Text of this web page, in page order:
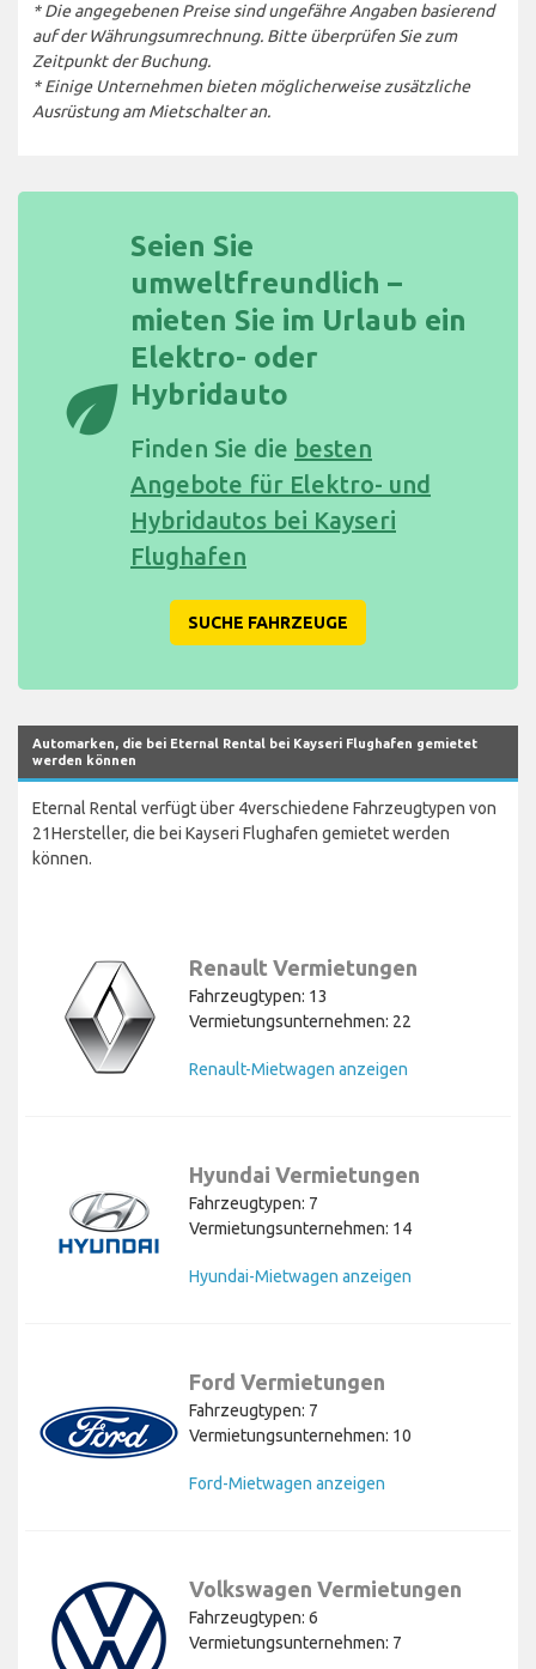
* Die angegebenen Preise sind ungefähre Angaben basierend
auf der Währungsumrechnung. Bitte überprüfen Sie zum
Zeitpunkt der Buchung.
* Einige Unternehmen bieten möglicherweise zusätzliche
Ausrüstung am Mietschalter an.
eco
Seien Sie
umweltfreundlich –
mieten Sie im Urlaub ein
Elektro- oder
Hybridauto
Finden Sie die besten
Angebote für Elektro- und
Hybridautos bei Kayseri
Flughafen
SUCHE FAHRZEUGE
Automarken, die bei Eternal Rental bei Kayseri Flughafen gemietet
werden können
Eternal Rental verfügt über 4verschiedene Fahrzeugtypen von
21Hersteller, die bei Kayseri Flughafen gemietet werden
können.
Renault Vermietungen
Fahrzeugtypen: 13
Vermietungsunternehmen: 22
Renault-Mietwagen anzeigen
Hyundai Vermietungen
Fahrzeugtypen: 7
Vermietungsunternehmen: 14
Hyundai-Mietwagen anzeigen
Ford Vermietungen
Fahrzeugtypen: 7
Vermietungsunternehmen: 10
Ford-Mietwagen anzeigen
Volkswagen Vermietungen
Fahrzeugtypen: 6
Vermietungsunternehmen: 7